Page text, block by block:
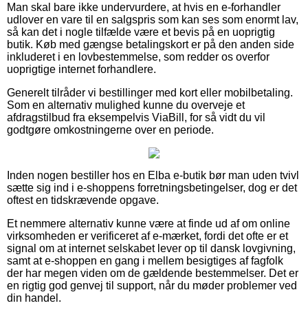
Man skal bare ikke undervurdere, at hvis en e-forhandler
udlover en vare til en salgspris som kan ses som enormt lav,
så kan det i nogle tilfælde være et bevis på en uoprigtig
butik. Køb med gængse betalingskort er på den anden side
inkluderet i en lovbestemmelse, som redder os overfor
uoprigtige internet forhandlere.
Generelt tilråder vi bestillinger med kort eller mobilbetaling.
Som en alternativ mulighed kunne du overveje et
afdragstilbud fra eksempelvis ViaBill, for så vidt du vil
godtgøre omkostningerne over en periode.
Inden nogen bestiller hos en Elba e-butik bør man uden tvivl
sætte sig ind i e-shoppens forretningsbetingelser, dog er det
oftest en tidskrævende opgave.
Et nemmere alternativ kunne være at finde ud af om online
virksomheden er verificeret af e-mærket, fordi det ofte er et
signal om at internet selskabet lever op til dansk lovgivning,
samt at e-shoppen en gang i mellem besigtiges af fagfolk
der har megen viden om de gældende bestemmelser. Det er
en rigtig god genvej til support, når du møder problemer ved
din handel.